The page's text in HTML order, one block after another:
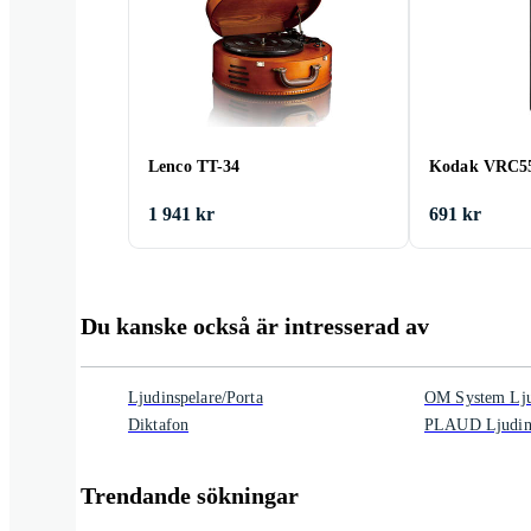
Lenco TT-34
1 941 kr
Kodak
691 kr
Du kanske också är intresserad av
Ljudinspelare/Porta
Diktafon
OM System
PLAUD
Trendande sökningar